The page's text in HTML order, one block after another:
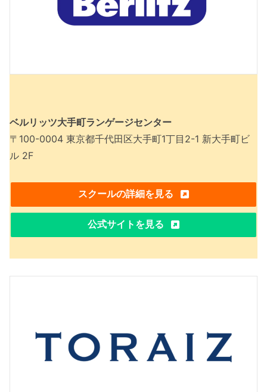
ベルリッツ大手町ランゲージセンター
〒100-0004 東京都千代田区大手町1丁目2-1 新大手町ビ
ル 2F
スクールの詳細を見る
公式サイトを見る